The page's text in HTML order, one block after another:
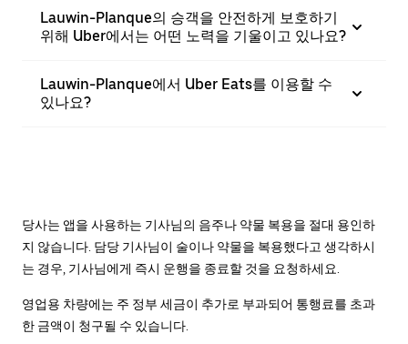
Lauwin-Planque의 승객을 안전하게 보호하기
위해 Uber에서는 어떤 노력을 기울이고 있나요?
Lauwin-Planque에서 Uber Eats를 이용할 수
있나요?
당사는 앱을 사용하는 기사님의 음주나 약물 복용을 절대 용인하
지 않습니다. 담당 기사님이 술이나 약물을 복용했다고 생각하시
는 경우, 기사님에게 즉시 운행을 종료할 것을 요청하세요.
영업용 차량에는 주 정부 세금이 추가로 부과되어 통행료를 초과
한 금액이 청구될 수 있습니다.